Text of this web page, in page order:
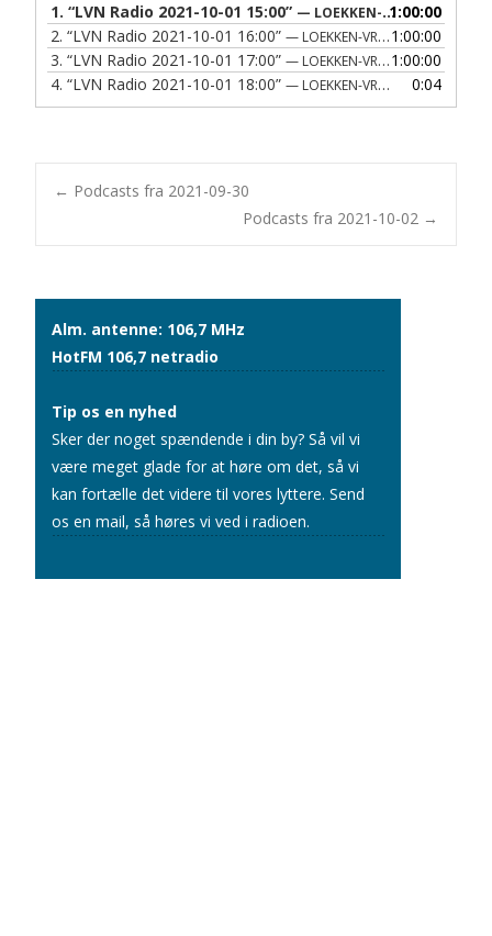
1. “LVN Radio 2021-10-01 15:00” — LOEKKEN-VRAA NAERRADIO 1:00:00
2. “LVN Radio 2021-10-01 16:00” — LOEKKEN-VRAA NAERRADIO
1:00:00
3. “LVN Radio 2021-10-01 17:00” — LOEKKEN-VRAA NAERRADIO
1:00:00
4. “LVN Radio 2021-10-01 18:00” — LOEKKEN-VRAA NAERRADIO 0:04
Post
← Podcasts fra 2021-09-30
Podcasts fra 2021-10-02 →
Alm. antenne: 106,7 MHz
HotFM 106,7 netradio
Tip os en nyhed
Sker der noget spændende i din by? Så vil vi
være meget glade for at høre om det, så vi
kan fortælle det videre til vores lyttere. Send
os en mail, så høres vi ved i radioen.